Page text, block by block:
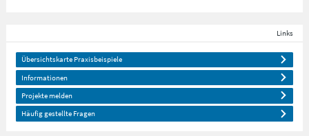
Links
Übersichtskarte Praxisbeispiele
Informationen
Projekte melden
Häufig gestellte Fragen